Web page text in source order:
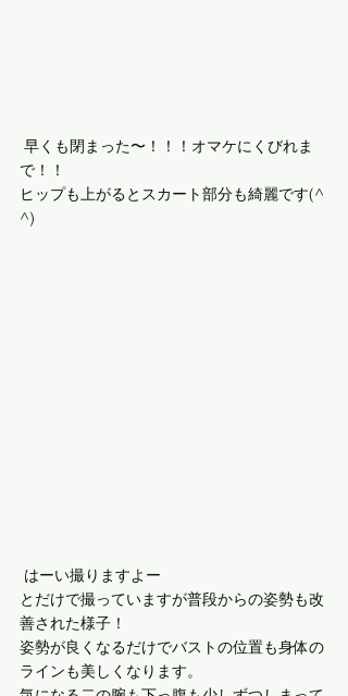
で！！
ヒップも上がるとスカート部分も綺麗です(^
^)
はーい撮りますよー
とだけで撮っていますが普段からの姿勢も改
善された様子！
姿勢が良くなるだけでバストの位置も身体の
ラインも美しくなります。